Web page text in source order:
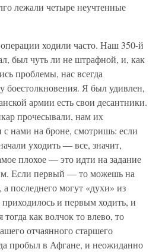
лежали четыре неучтенные
ходили часто. Наш 350-й
был чуть ли не штрафной, и, как
проблемы, нас всегда
боестолкновения. Я был удивлен,
армии есть свои десантники.
прочесывали, нам их
нами на броне, смотришь: если
уходить — все, значит,
плохое — это идти на задание
Если первый — то можешь на
а последнего могут «духи» из
и первым ходить, и
как волчок то влево, то
отчаянного старшего
пробыл в Афгане, и неожиданно